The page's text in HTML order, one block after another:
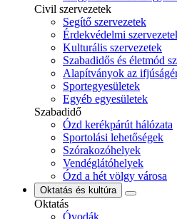
Civil szervezetek
Segítő szervezetek
Érdekvédelmi
Kulturális szervezetek
Szabadidős és életmód
Alapítványok az
Sportegyesületek
Egyéb egyesületek
Szabadidő
Ózd kerékpárút hálózata
Sportolási lehetőségek
Szórakozóhelyek
Vendéglátóhelyek
Ózd a hét völgy városa
Oktatás és kultúra
Oktatás